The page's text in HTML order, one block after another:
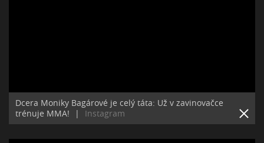
Dcera Moniky Bagárové je celý táta: Už v zavinovačce
trénuje MMA!
| Instagram